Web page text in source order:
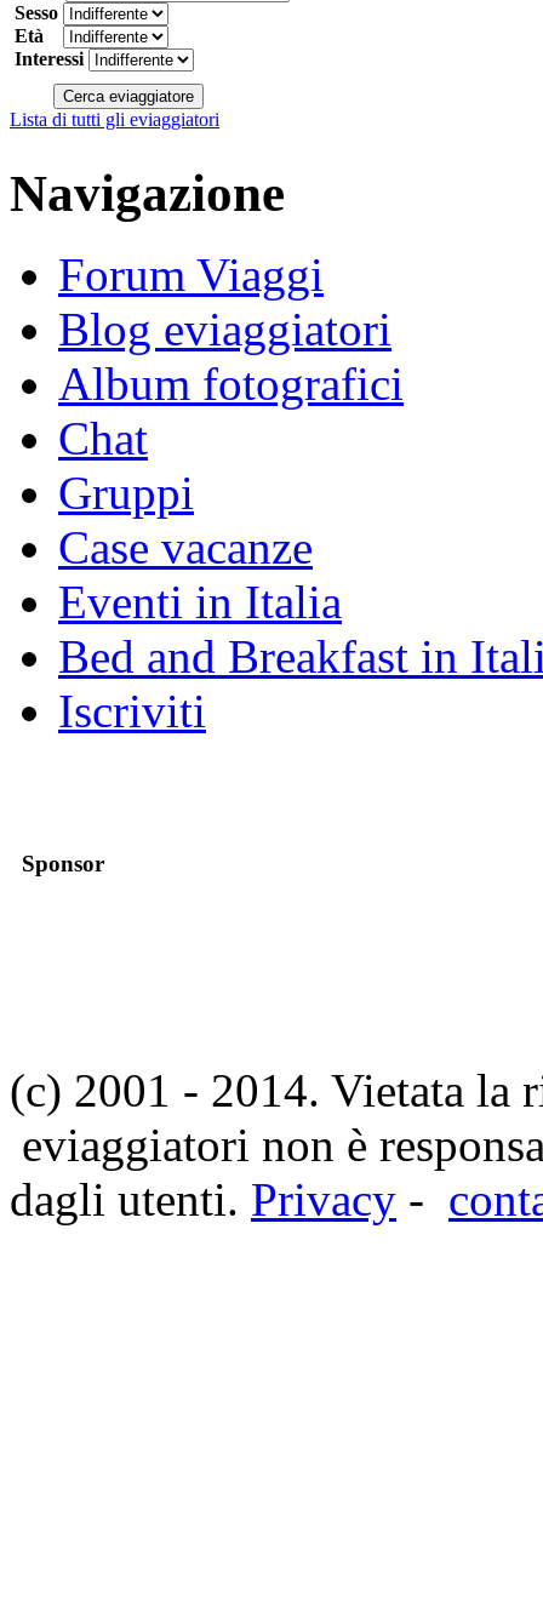
Sesso
Età
Interessi
Lista di tutti gli eviaggiatori
Navigazione
Forum Viaggi
Blog eviaggiatori
Album fotografici
Chat
Gruppi
Case vacanze
Eventi in Italia
Bed and Breakfast in
Iscriviti
Sponsor
(c) 2001 - 2014. Vietata la
eviaggiatori non è
dagli utenti. Privacy -